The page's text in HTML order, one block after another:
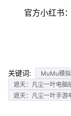
官方小红书
关键词: MuMu模
遮天：凡尘一叶电脑
遮天：凡尘一叶手游